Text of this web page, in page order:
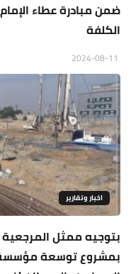
ضمن مبادرة عطاء
الكلفة
اخبار وتقارير
بمشروع توسعة مؤسسة